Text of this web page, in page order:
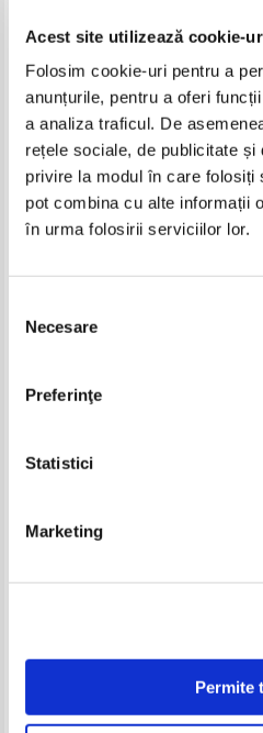
Acest site utilizează cookie-
Folosim cookie-uri pentru a
anunțurile, pentru a oferi
a analiza traficul. De
rețele sociale, de publicitate
privire la modul în care folosiți
pot combina cu alte informații
în urma folosirii serviciilor lor.
consimțământului
Necesare
Preferinţe
Statistici
Marketing
Permite
Ion Miclea - Avram Iancu
Pret: 24,00Lei 12,00 Lei
Adaugă în coș
-20%
A. Simion - Preliminarii politico-
Adaugă în coș